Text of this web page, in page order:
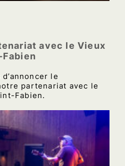
avec le Vieux
le
partenariat avec le
Fabien.